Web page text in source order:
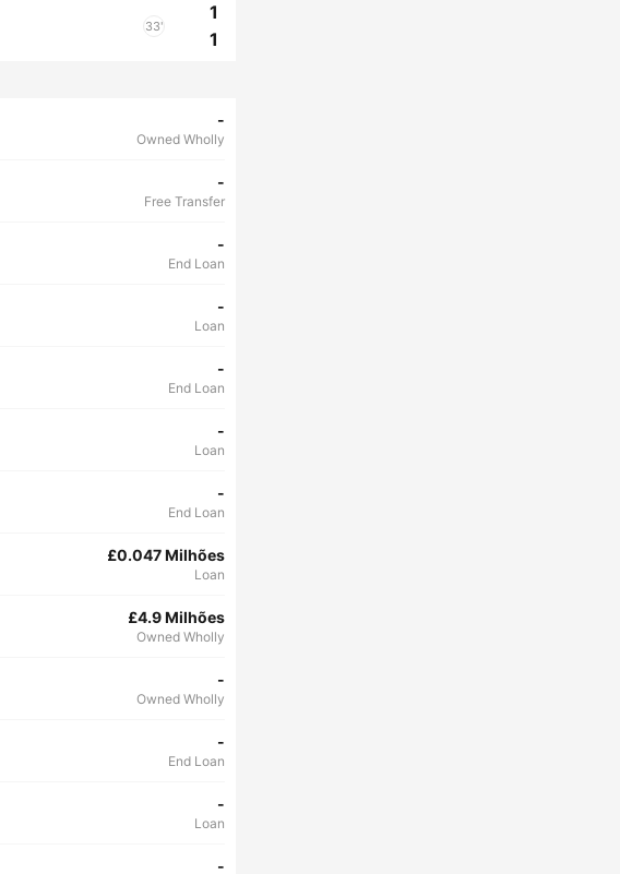
33'
1
1
-
Owned Wholly
-
Free Transfer
-
End Loan
-
Loan
-
End Loan
-
Loan
-
End Loan
£0.047 Milhões
Loan
£4.9 Milhões
Owned Wholly
-
Owned Wholly
-
End Loan
-
Loan
-